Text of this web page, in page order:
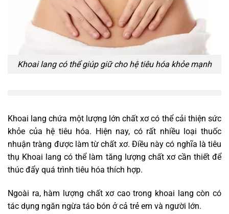
Khoai lang có thể giúp giữ cho hệ tiêu hóa khỏe mạnh
Khoai lang chứa một lượng lớn chất xơ có thể cải thiện sức
khỏe của hệ tiêu hóa. Hiện nay, có rất nhiều loại thuốc
nhuận tràng được làm từ chất xơ. Điều này có nghĩa là tiêu
thụ Khoai lang có thể làm tăng lượng chất xơ cần thiết để
thúc đẩy quá trình tiêu hóa thích hợp.
Ngoài ra, hàm lượng chất xơ cao trong khoai lang còn có
tác dụng ngăn ngừa táo bón ở cả trẻ em và người lớn.